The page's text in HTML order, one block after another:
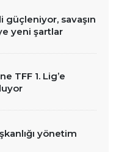
güçleniyor, savaşın
yeni şartlar
TFF 1. Lig’e
yönetim